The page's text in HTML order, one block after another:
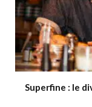
Superfine : le